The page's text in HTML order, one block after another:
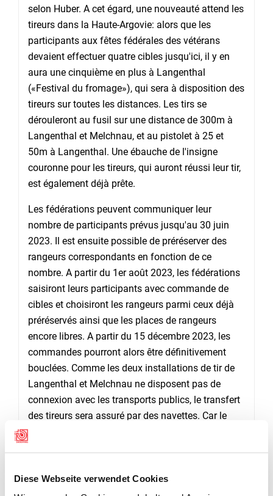
Diese Webseite verwendet Cookies
selon Huber. A cet égard, une nouveauté attend les
tireurs dans la Haute-Argovie: alors que les
participants aux fêtes fédérales des vétérans
devaient effectuer quatre cibles jusqu'ici, il y en
aura une cinquième en plus à Langenthal
(«Festival du fromage»), qui sera à disposition des
tireurs sur toutes les distances. Les tirs se
dérouleront au fusil sur une distance de 300m à
Langenthal et Melchnau, et au pistolet à 25 et
50m à Langenthal. Une ébauche de l'insigne
couronne pour les tireurs, qui auront réussi leur tir,
est également déjà prête.
Les fédérations peuvent communiquer leur
nombre de participants prévus jusqu'au 30 juin
2023. Il est ensuite possible de préréserver des
rangeurs correspondants en fonction de ce
nombre. A partir du 1er août 2023, les fédérations
saisiront leurs participants avec commande de
cibles et choisiront les rangeurs parmi ceux déjà
préréservés ainsi que les places de rangeurs
encore libres. A partir du 15 décembre 2023, les
commandes pourront alors être définitivement
bouclées. Comme les deux installations de tir de
Langenthal et Melchnau ne disposent pas de
connexion avec les transports publics, le transfert
des tireurs sera assuré par des navettes. Car le
disposition des tireurs pour le contrôle des fusils